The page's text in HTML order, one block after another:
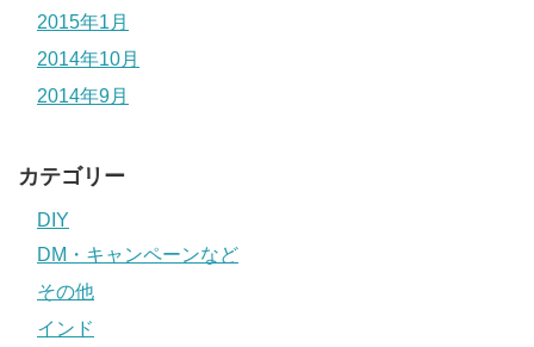
2015年1月
2014年10月
2014年9月
カテゴリー
DIY
DM・キャンペーンなど
その他
インド